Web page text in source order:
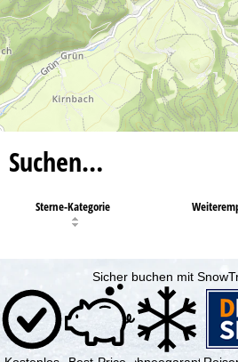
Suchen…
Sterne-Kategorie
Sicher buchen mit